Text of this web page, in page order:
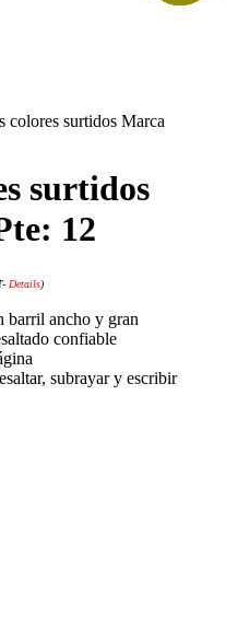
colores surtidos Marca
surtidos
12
Details)
barril ancho y gran
confiable
subrayar y escribir